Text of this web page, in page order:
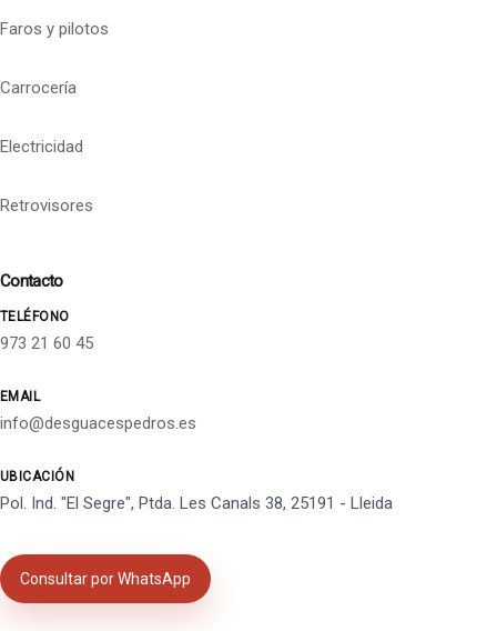
Faros y pilotos
Carrocería
Electricidad
Retrovisores
Contacto
TELÉFONO
973 21 60 45
EMAIL
info@desguacespedros.es
UBICACIÓN
Pol. Ind. "El Segre", Ptda. Les Canals 38, 25191 - Lleida
Consultar por WhatsApp